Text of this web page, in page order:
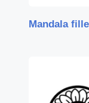
Mandala fille